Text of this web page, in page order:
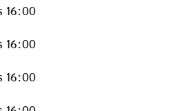
16:00
16:00
16:00